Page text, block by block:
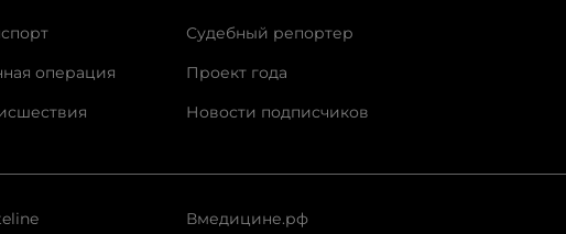
операция
Судебный репортер
Проект года
Новости подписчиков
Вмедицине.рф